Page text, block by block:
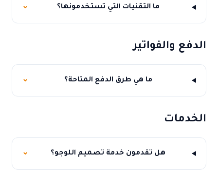
ما التقنيات التي تستخدمونها؟ ⌄
الدفع والفواتير
ما هي طرق الدفع المتاحة؟ ⌄
الخدمات
هل تقدمون خدمة تصميم اللوجو؟ ⌄